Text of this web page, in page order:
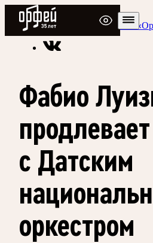
Радио Орфей
Радио классической музыки
Фабио
с Датским
оркестром